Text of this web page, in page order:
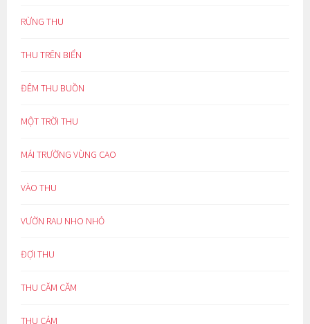
RỪNG THU
THU TRÊN BIỂN
ĐÊM THU BUỒN
MỘT TRỜI THU
MÁI TRƯỜNG VÙNG CAO
VÀO THU
VƯỜN RAU NHO NHỎ
ĐỢI THU
THU CĂM CĂM
THU CẢM